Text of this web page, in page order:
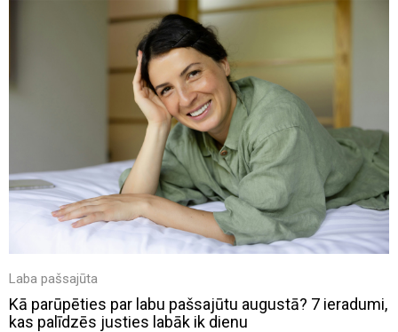
Laba pašsajūta
Kā parūpēties par labu pašsajūtu augustā? 7 ieradumi,
kas palīdzēs justies labāk ik dienu